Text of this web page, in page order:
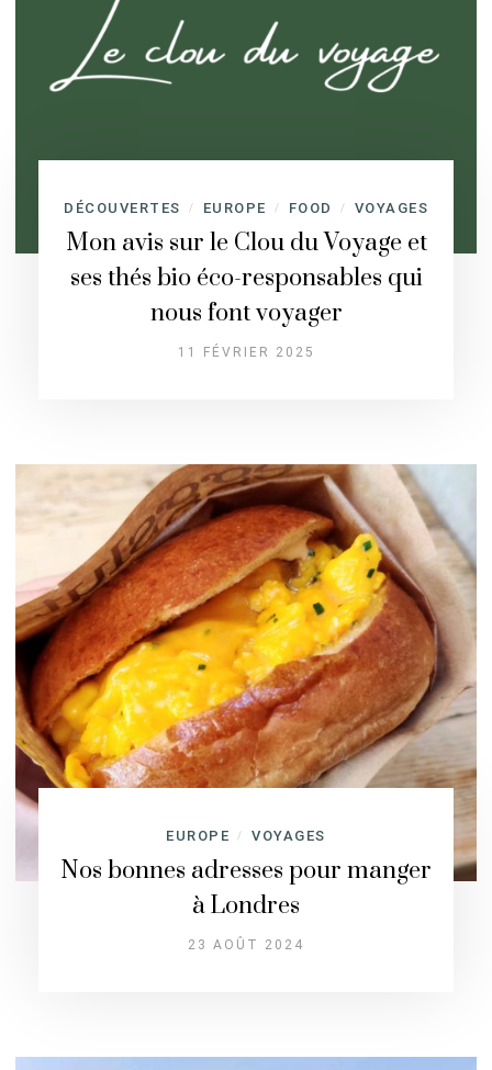
DÉCOUVERTES / EUROPE / FOOD / VOYAGES
Mon avis sur le Clou du Voyage et
ses thés bio éco-responsables qui
nous font voyager
11 FÉVRIER 2025
EUROPE / VOYAGES
Nos bonnes adresses pour manger
à Londres
23 AOÛT 2024